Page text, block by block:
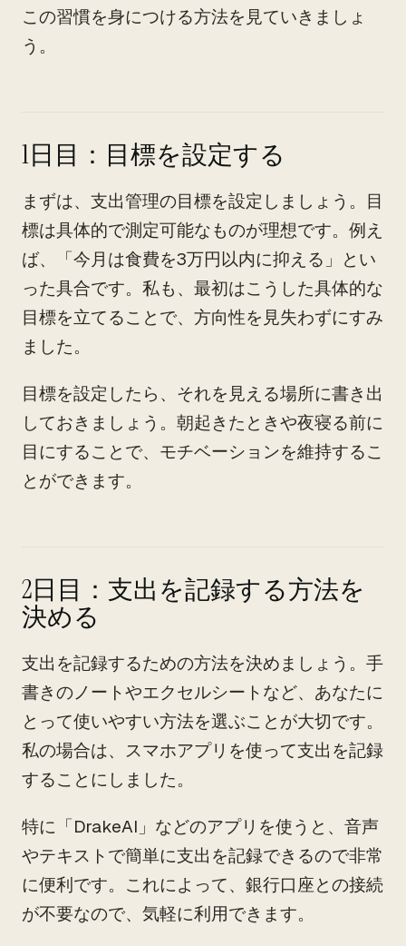
この習慣を身につける方法を見ていきましょ
う。
1日目：目標を設定する
まずは、支出管理の目標を設定しましょう。目
標は具体的で測定可能なものが理想です。例え
ば、「今月は食費を3万円以内に抑える」とい
った具合です。私も、最初はこうした具体的な
目標を立てることで、方向性を見失わずにすみ
ました。
目標を設定したら、それを見える場所に書き出
しておきましょう。朝起きたときや夜寝る前に
目にすることで、モチベーションを維持するこ
とができます。
2日目：支出を記録する方法を
決める
支出を記録するための方法を決めましょう。手
書きのノートやエクセルシートなど、あなたに
とって使いやすい方法を選ぶことが大切です。
私の場合は、スマホアプリを使って支出を記録
することにしました。
特に「DrakeAI」などのアプリを使うと、音声
やテキストで簡単に支出を記録できるので非常
に便利です。これによって、銀行口座との接続
が不要なので、気軽に利用できます。